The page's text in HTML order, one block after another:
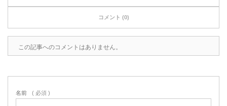
コメント (0)
この記事へのコメントはありません。
名前 ( 必須 )